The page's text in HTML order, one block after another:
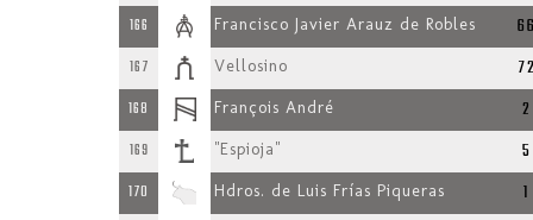
166 Francisco Javier Arauz de Robles
167 Vellosino
168 François André 2
169 "Espioja" 5
170 Hdros. de Luis Frías Piqueras 1